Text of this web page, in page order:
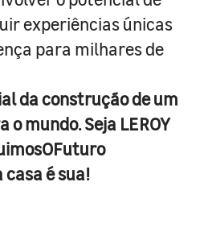
experiências únicas
para milhares de
da construção de um
mundo. Seja LEROY
casa é sua!